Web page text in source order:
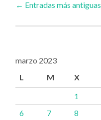
las
entradas
← Entradas más antiguas
marzo 2023
L
M X
1
6
7 8